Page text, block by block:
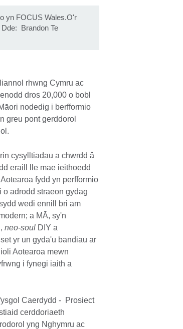
yn FOCUS Wales.O'r
Brandon Te
rhwng Cymru ac
dros 20,000 o bobl
nodedig i berfformio
greu pont gerddorol
cysylltiadau a chwrdd â
eraill lle mae ieithoedd
fydd yn perfformio
o adrodd straeon gydag
wedi ennill bri am
a MĀ, sy'n
neo-soul DIY a
yr un gyda'u bandiau ar
Aotearoa mewn
i fynegi iaith a
Caerdydd - Prosiect
cerddoriaeth
yng Nghymru ac